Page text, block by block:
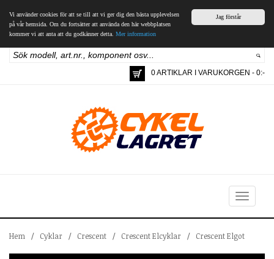
Jag förstår
Vi använder cookies för att se till att vi ger dig den bästa upplevelsen
på vår hemsida. Om du fortsätter att använda den här webbplatsen
kommer vi att anta att du godkänner detta. Mer information
0 ARTIKLAR I VARUKORGEN - 0:-
Toggle
navigation
Hem / Cyklar / Crescent / Crescent Elcyklar / Crescent Elgot